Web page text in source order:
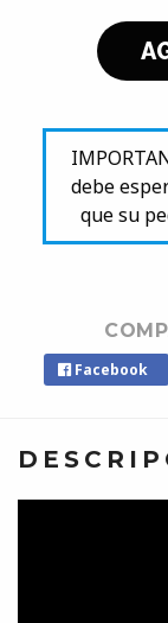
debe
que su
Facebook